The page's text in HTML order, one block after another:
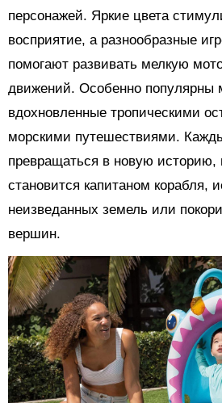
персонажей. Яркие цвета
восприятие, а разнообразные
помогают развивать мелкую
движений. Особенно популярны
вдохновленные тропическими
морскими путешествиями.
превращаться в новую историю,
становится капитаном корабля,
неизведанных земель или
вершин.